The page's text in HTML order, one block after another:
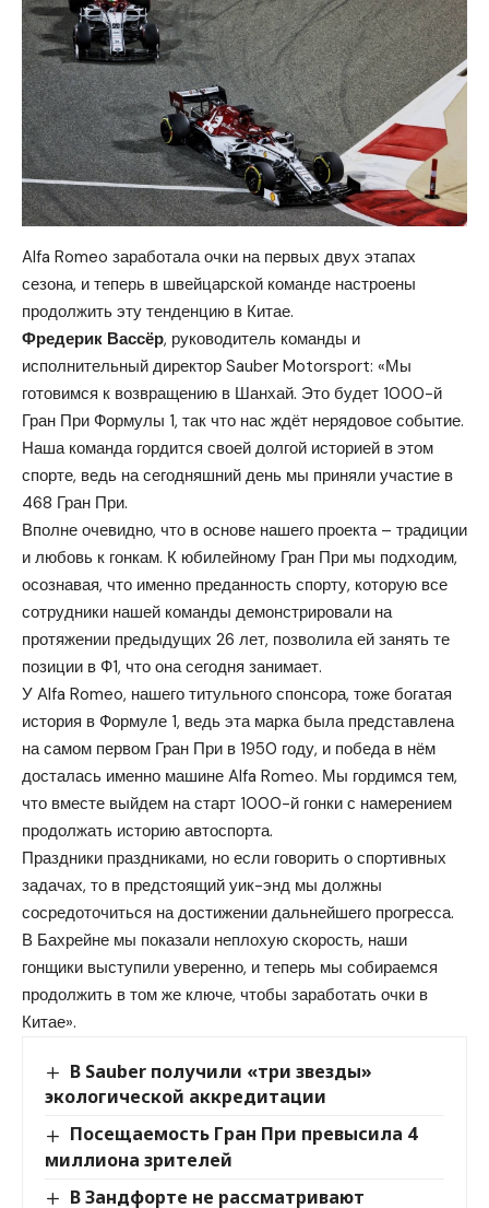
Alfa Romeo заработала очки на первых двух этапах
сезона, и теперь в швейцарской команде настроены
продолжить эту тенденцию в Китае.
Фредерик Вассёр, руководитель команды и
исполнительный директор Sauber Motorsport: «Мы
готовимся к возвращению в Шанхай. Это будет 1000-й
Гран При Формулы 1, так что нас ждёт нерядовое событие.
Наша команда гордится своей долгой историей в этом
спорте, ведь на сегодняшний день мы приняли участие в
468 Гран При.
Вполне очевидно, что в основе нашего проекта – традиции
и любовь к гонкам. К юбилейному Гран При мы подходим,
осознавая, что именно преданность спорту, которую все
сотрудники нашей команды демонстрировали на
протяжении предыдущих 26 лет, позволила ей занять те
позиции в Ф1, что она сегодня занимает.
У Alfa Romeo, нашего титульного спонсора, тоже богатая
история в Формуле 1, ведь эта марка была представлена
на самом первом Гран При в 1950 году, и победа в нём
досталась именно машине Alfa Romeo. Мы гордимся тем,
что вместе выйдем на старт 1000-й гонки с намерением
продолжать историю автоспорта.
Праздники праздниками, но если говорить о спортивных
задачах, то в предстоящий уик-энд мы должны
сосредоточиться на достижении дальнейшего прогресса.
В Бахрейне мы показали неплохую скорость, наши
гонщики выступили уверенно, и теперь мы собираемся
продолжить в том же ключе, чтобы заработать очки в
Китае».
В Sauber получили «три звезды»
экологической аккредитации
Посещаемость Гран При превысила 4
миллиона зрителей
В Зандфорте не рассматривают